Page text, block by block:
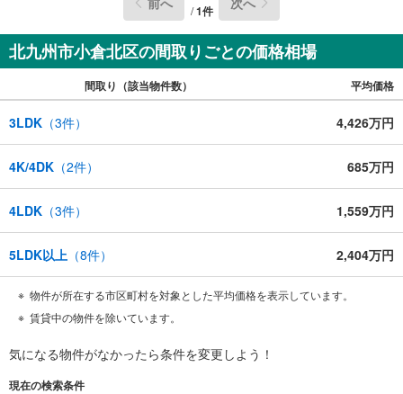
/1件
北九州市小倉北区の間取りごとの価格相場
間取り（該当物件数） 平均価格
3LDK （3件） 4,426万円
4K/4DK （2件） 685万円
4LDK （3件） 1,559万円
5LDK以上 （8件） 2,404万円
物件が所在する市区町村を対象とした平均価格を表示しています。
賃貸中の物件を除いています。
気になる物件がなかったら条件を変更しよう！
現在の検索条件